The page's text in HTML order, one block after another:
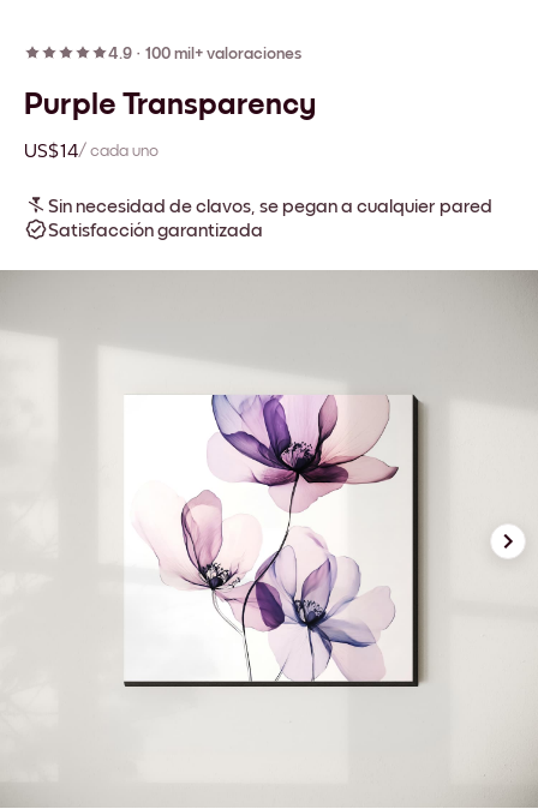
4.9 · 100 mil+ valoraciones
Purple Transparency
US$14/ cada uno
Sin necesidad de clavos, se pegan a cualquier pared
Satisfacción garantizada